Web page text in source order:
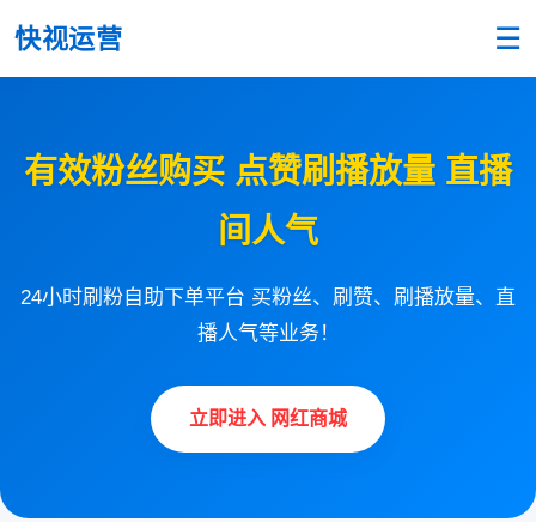
快视运营 ☰
有效粉丝购买 点赞刷播放量 直播
间人气
24小时刷粉自助下单平台 买粉丝、刷赞、刷播放量、直
播人气等业务！
立即进入 网红商城